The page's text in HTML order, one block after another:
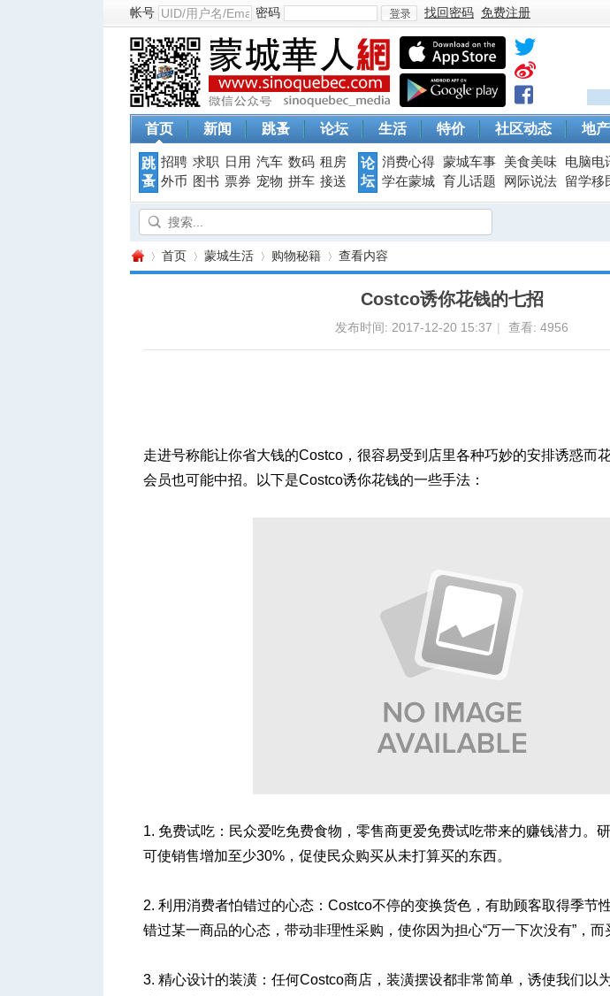
帐号 密码
登
录
找回密码 免费注册
首页 新闻 跳蚤 论坛 生活 特价 社区动态 地产
跳
蚤
招聘 求职 日用 汽车 数码 租房
外币
图书 票券 宠物 拼车 接送
论
坛
消费心得 蒙城车事 美食美味 电脑电
学在蒙城 育儿话题 网际说法 留学移
首页 蒙城生活 购物秘籍 查看内容
Costco诱你花钱的七招
发布时间: 2017-12-20 15:37 | 查看: 4956
走进号称能让你省大钱的Costco，很容易受到店里各种巧妙的安排诱惑而
会员也可能中招。以下是Costco诱你花钱的一些手法：
1. 免费试吃：民众爱吃免费食物，零售商更爱免费试吃带来的赚钱潜力。
可使销售增加至少30%，促使民众购买从未打算买的东西。
2. 利用消费者怕错过的心态：Costco不停的变换货色，有助顾客取得季节
错过某一商品的心态，带动非理性采购，使你因为担心“万一下次没有”，而
3. 精心设计的装潢：任何Costco商店，装潢摆设都非常简单，诱使我们以